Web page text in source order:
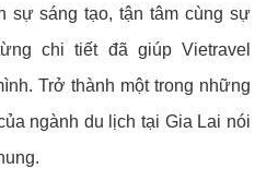
sự sáng tạo, tận tâm cùng sự
chi tiết đã giúp Vietravel
Trở thành một trong những
ngành du lịch tại Gia Lai nói